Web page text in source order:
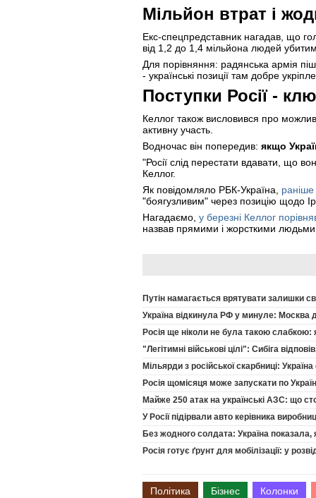
Мільйон втрат і
Екс-спецпредставник нагадав, що
від 1,2 до 1,4 мільйона людей
Для порівняння: радянська армія
- українські позиції там добре
Поступки Росії -
Келлог також висловився про
активну участь.
Водночас він попередив: якщо
"Росії слід перестати вдавати, що
Келлог.
Як повідомляло РБК-Україна,
"боягузливим" через позицію щодо
Нагадаємо, у березні Келлог
назвав прямими і жорсткими
Путін намагається врятувати залишки
Україна відкинула РФ у минуле: Москва
Росія ще ніколи не була такою слабкою:
"Легітимні військові цілі": Сибіга
Мільярди з російської скарбниці:
Росія щомісяця може запускати по
Майже 250 атак на українські АЗС: що
У Росії підірвали авто керівника
Без жодного солдата: Україна
Росія готує ґрунт для мобілізації: у
Політика Бізнес Колонки